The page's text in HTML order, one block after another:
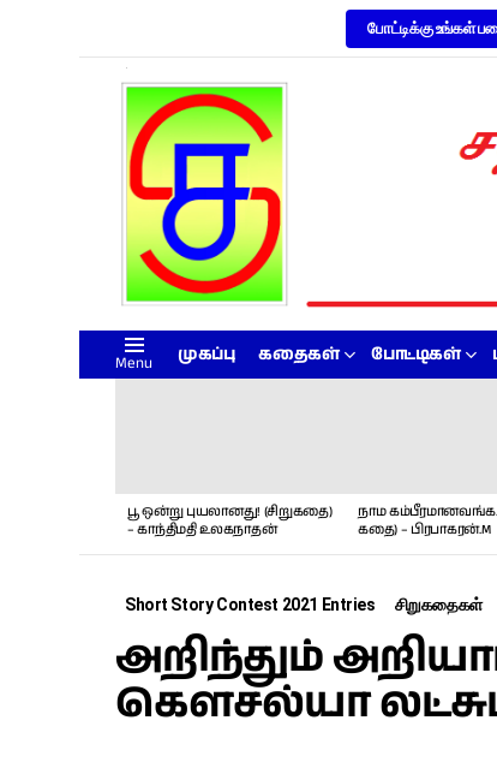
போட்டிக்கு உங்கள்
Menu முகப்பு கதைகள் போட்டிகள்
பூ ஒன்று புயலானது! (சிறுகதை)
– காந்திமதி உலகநாதன்
நாம
கதை) – பிரபாகரன்.M
Short Story Contest 2021 Entries சிறுகதைகள்
அறிந்தும்
கௌசல்யா